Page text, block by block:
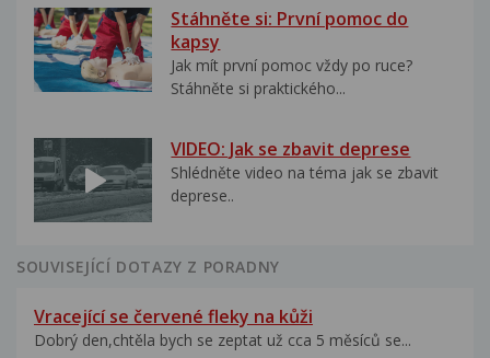
Stáhněte si: První pomoc do
kapsy
Jak mít první pomoc vždy po ruce?
Stáhněte si praktického...
VIDEO: Jak se zbavit deprese
Shlédněte video na téma jak se zbavit
deprese..
SOUVISEJÍCÍ DOTAZY Z PORADNY
Vracející se červené fleky na kůži
Dobrý den,chtěla bych se zeptat už cca 5 měsíců se...